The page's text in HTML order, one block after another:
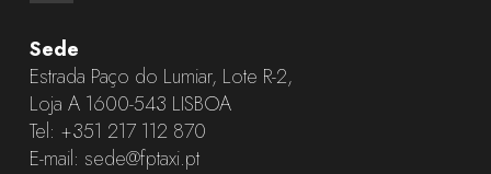
Sede
Estrada Paço do Lumiar, Lote R-2,
Loja A 1600-543 LISBOA
Tel: +351 217 112 870
E-mail: sede@fptaxi.pt